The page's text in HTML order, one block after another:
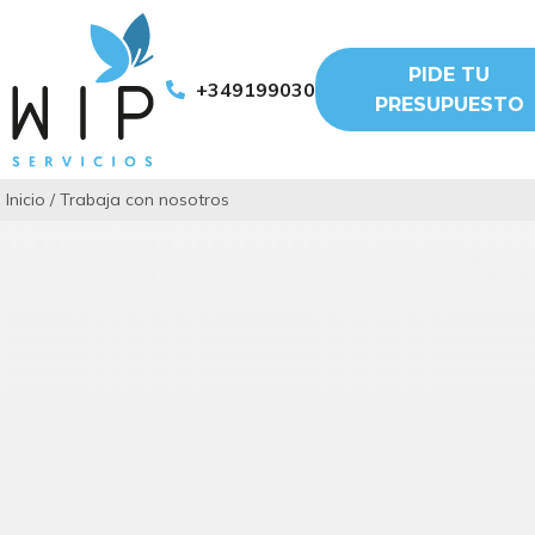
+34919903011
PIDE TU
PRESUPUESTO
Inicio /Trabaja con nosotros